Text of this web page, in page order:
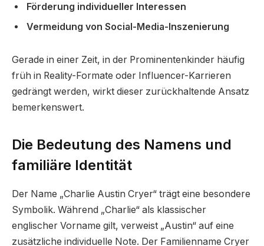
Förderung individueller Interessen
Vermeidung von Social-Media-Inszenierung
Gerade in einer Zeit, in der Prominentenkinder häufig
früh in Reality-Formate oder Influencer-Karrieren
gedrängt werden, wirkt dieser zurückhaltende Ansatz
bemerkenswert.
Die Bedeutung des Namens und
familiäre Identität
Der Name „Charlie Austin Cryer“ trägt eine besondere
Symbolik. Während „Charlie“ als klassischer
englischer Vorname gilt, verweist „Austin“ auf eine
zusätzliche individuelle Note. Der Familienname Cryer